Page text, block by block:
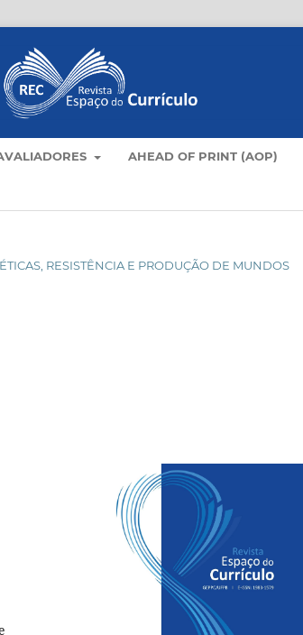
AHEAD OF PRINT (AOP)
RESISTÊNCIA E PRODUÇÃO DE MUNDOS